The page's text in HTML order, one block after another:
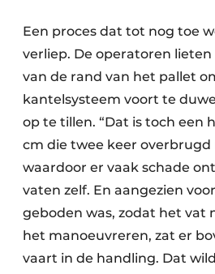
Een proces dat tot nog toe
verliep. De operatoren
van de rand van het pallet
kantelsysteem voort te
op te tillen. “Dat is toch een
cm die twee keer
waardoor er vaak schade
vaten zelf. En aangezien
geboden was, zodat het vat
het manoeuvreren, zat er
vaart in de handling. Dat